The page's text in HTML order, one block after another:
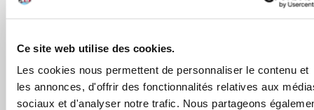
Ce site web utilise des cookies.
Les cookies nous permettent de personnaliser le contenu et
les annonces, d'offrir des fonctionnalités relatives aux
sociaux et d'analyser notre trafic. Nous partageons
APRÈS L'ACHAT
APPRENEZ À NOUS CONNAÎTRE